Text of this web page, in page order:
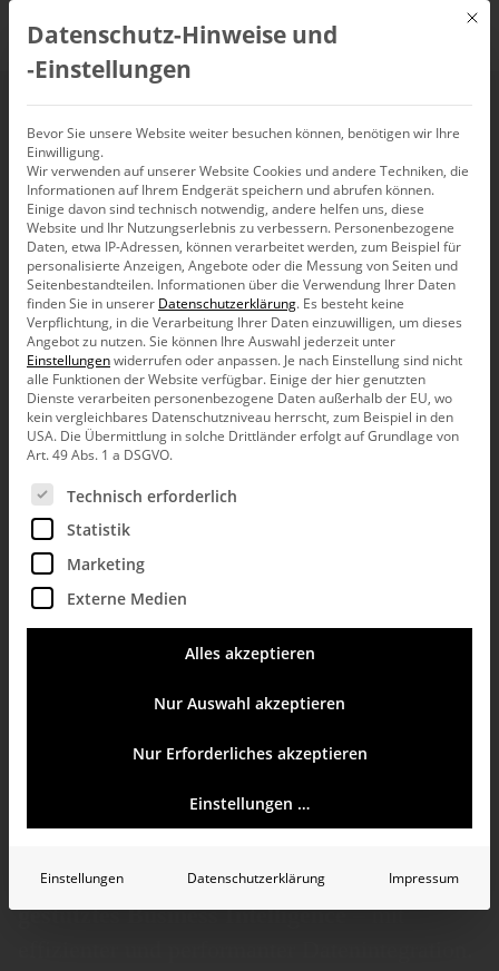
KI-Datenbank für
Business
Intelligence
Ihre verläss­liche Daten­basis für KI-
gestütztes Business Intelligence– mit
Mit
Datenschutz-Hinweise und
‑Einstellungen
Bevor Sie unsere Website weiter besuchen können, benötigen wir Ihre
Einwilligung.
Wir verwenden auf unserer Website Cookies und andere Techniken, die
Informationen auf Ihrem Endgerät speichern und abrufen können.
Einige davon sind technisch notwendig, andere helfen uns, diese
Website und Ihr Nutzungserlebnis zu verbessern. Personenbezogene
Daten, etwa IP-Adressen, können verarbeitet werden, zum Beispiel für
personalisierte Anzeigen, Angebote oder die Messung von Seiten und
Seitenbestandteilen. Informationen über die Verwendung Ihrer Daten
finden Sie in unserer Datenschutzerklärung. Es besteht keine
Verpflichtung, in die Verarbeitung Ihrer Daten einzuwilligen, um dieses
Angebot zu nutzen.Sie können Ihre Auswahl jederzeit unter
Einstellungenwiderrufen oder anpassen. Je nach Einstellung sind nicht
alle Funktionen der Website verfügbar. Einige der hier genutzten
Dienste verarbeiten personenbezogene Daten außerhalb der EU, wo
kein vergleichbares Datenschutzniveau herrscht, zum Beispiel in den
USA. Die Übermittlung in solche Drittländer erfolgt auf Grundlage von
Art. 49 Abs. 1 a DSGVO.
Es folgt eine Liste der Service-Gruppen, für die eine
Technisch erforderlich
Statistik
Marketing
Externe Medien
Alles akzeptieren
Nur Auswahl akzeptieren
Nur Erforderliches akzeptieren
Einstellungen …
Einstellungen Datenschutzerklärung Impressum